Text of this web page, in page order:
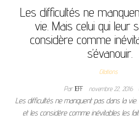
Les difficultés ne
vie. Mais celui qui leur
considère comme
s’évanouir.
Citations
ParJEFF novembre 22, 2016
Les difficultés ne manquent pas dans la
et les considère comme inévitables les